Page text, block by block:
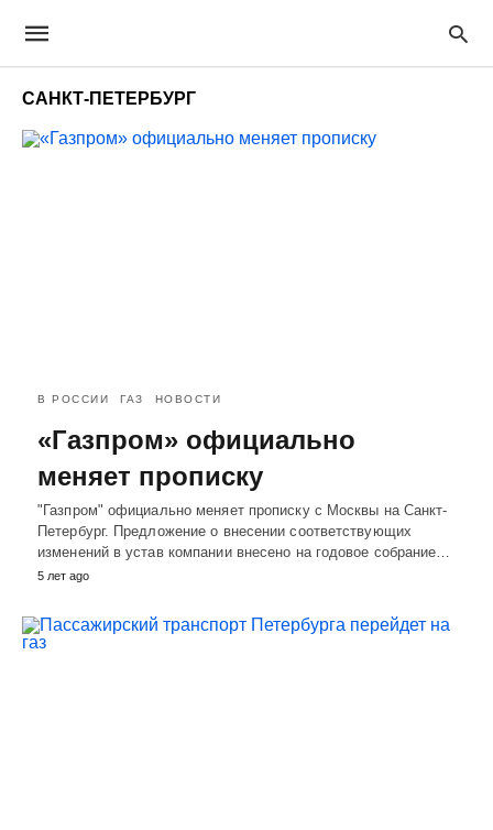
САНКТ-ПЕТЕРБУРГ
В РОССИИ ГАЗ НОВОСТИ
«Газпром» официально
меняет прописку
"Газпром" официально меняет прописку с Москвы на Санкт-
Петербург. Предложение о внесении соответствующих
изменений в устав компании внесено на годовое собрание…
5 лет ago